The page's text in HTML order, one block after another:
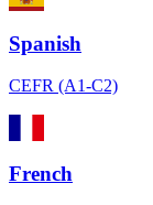
Spanish
CEFR (A1-C2)
French